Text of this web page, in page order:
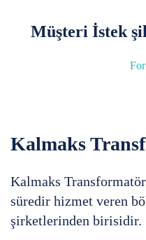
Müşteri İstek
Kalmaks
Kalmaks
süredir hizmet veren
şirketlerinden birisidir.